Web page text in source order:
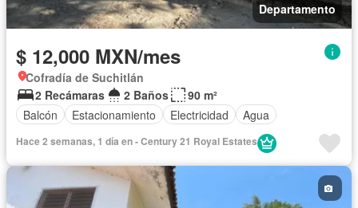
Departamento
$ 12,000 MXN/mes
Cofradía de Suchitlán
2 Recámaras
2 Baños
90 m²
Balcón
Estacionamiento Electricidad Agua
Hace 2 semanas, 1 día en - Century 21 Royal Estates